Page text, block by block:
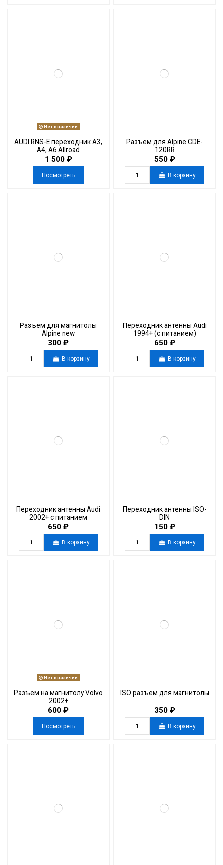
Нет в наличии
AUDI RNS-E переходник A3,
A4, A6 Allroad
1 500 ₽
Посмотреть
Разъем для Alpine CDE-
120RR
550 ₽
В корзину
Разъем для магнитолы
Alpine new
300 ₽
В корзину
Переходник антенны Audi
1994+ (с питанием)
650 ₽
В корзину
Переходник антенны Audi
2002+ с питанием
650 ₽
В корзину
Переходник антенны ISO-
DIN
150 ₽
В корзину
Нет в наличии
Разъем на магнитолу Volvo
2002+
600 ₽
Посмотреть
ISO разъем для магнитолы
350 ₽
В корзину